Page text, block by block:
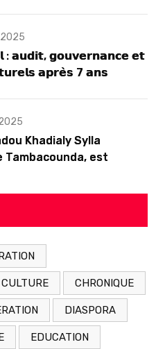
: 𝗮𝘂𝗱𝗶𝘁, 𝗴𝗼𝘂𝘃𝗲𝗿𝗻𝗮𝗻𝗰𝗲 𝗲𝘁
𝗮𝗽𝗿𝗲̀𝘀 7 𝗮𝗻𝘀
Khadialy Sylla
Tambacounda, est
CHRONIQUE
DIASPORA
EDUCATION